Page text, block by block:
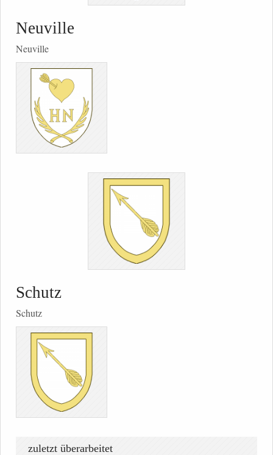
Neuville
Neuville
Schutz
Schutz
zuletzt überarbeitet